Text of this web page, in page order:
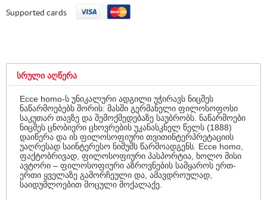
Supported cards
ᲡᲠᲣᲚᲘ ᲐᲦᲬᲔᲠᲐ
Ecce homo-ს უნიკალური ადგილი უჭირავს ნიცშეს
ნაწარმოებებს შორის: მასში გერმანელი ფილოსოფოსი
საკუთარ თავზე და შემოქმედებაზე საუბრობს. ნაწარმოები
ნიცშეს ცნობიერი ცხოვრების უკანასკნელ წელს (1888)
დაიწერა და ის ფილოსოფიური თვითინტერპრეტაციის
უაღრესად საინტერესო ნიმუშს წარმოადგენს. Ecce homo,
ფაქტობრივად, ფილოსოფიური პასპორტია, ხოლო მისი
ავტორი – ფილოსოფიური აზროვნების სამყაროს ერთ-
ერთი ყველაზე გამორჩეული და, ამავდროულად,
საიდუმლოებით მოცული მოქალაქე.